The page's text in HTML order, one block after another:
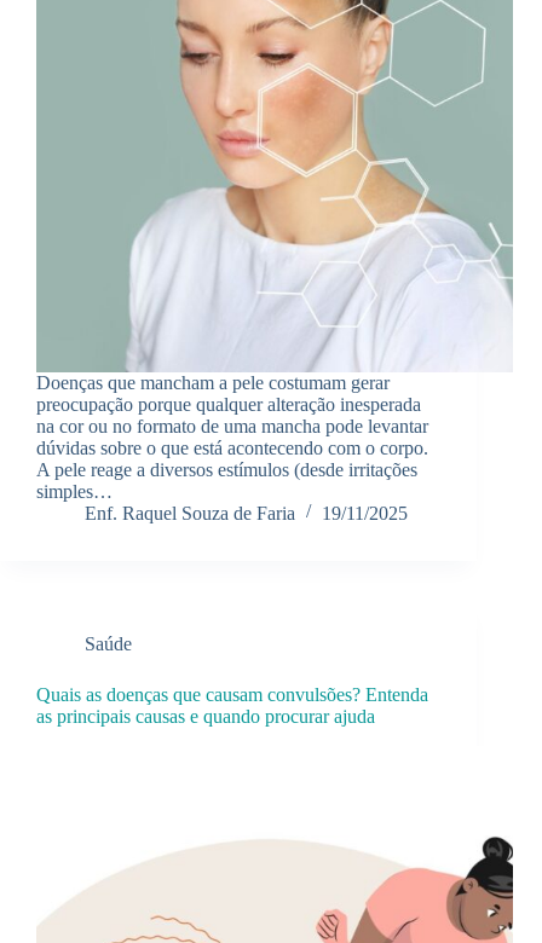
Doenças que mancham a pele costumam gerar
preocupação porque qualquer alteração inesperada
na cor ou no formato de uma mancha pode levantar
dúvidas sobre o que está acontecendo com o corpo.
A pele reage a diversos estímulos (desde irritações
simples…
Enf. Raquel Souza de Faria
19/11/2025
Saúde
Quais as doenças que causam convulsões? Entenda
as principais causas e quando procurar ajuda